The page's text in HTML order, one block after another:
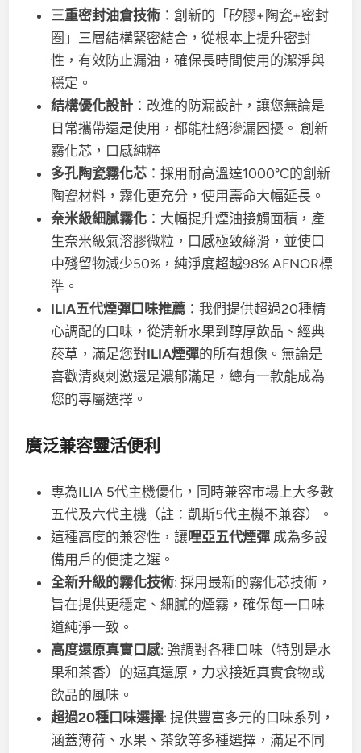
三重密封油倉技術 ：創新的「矽膠+陶瓷+密封
圈」三層結構緊密結合，從根本上提升密封
性，有效防止漏油，確保長時間使用的潔淨與
穩定。
結構優化設計 ：改進的防漏設計，讓您無論是
日常攜帶還是使用，都能杜絕滲漏困擾。 創新
霧化芯，口感純粹
多孔陶瓷霧化芯 ：採用耐高溫達1000°C的創新
陶瓷材料，霧化更充分，使用壽命大幅延長。
奈米級細膩霧化 ：大幅提升煙油接觸面積，產
生奈米級氣溶膠微粒，口感極致絲滑，並使口
中殘留物減少50%，純淨度超越98% AFNOR標
準。
ILIA五代煙彈口味推薦 ：我們提供超過20種精
心調配的口味，從清新水果到醇厚飲品、經典
菸草，滿足您對ILIA煙彈的所有想像。無論是
喜歡清爽刺激還是濃郁滿足，總有一款能成為
您的專屬選擇。
廣泛兼容靈活便利
專為ILIA 5代主機優化，同時兼容市場上大多數
五代及六代主機（註：凱斯5代主機不兼容）。
這種高度的兼容性，讓哩亞五代煙彈 成為多設
備用戶的便捷之選。
全新升級的霧化技術: 採用最新的霧化芯技術，
旨在提供更穩定、細膩的煙霧，確保每一口味
道純淨一致。
高度還原真實口感: 強調對各種口味（特別是水
果和茶香）的逼真還原，力求接近真實食物或
飲品的風味。
超過20種口味選擇: 提供豐富多元的口味系列，
涵蓋薄荷、水果、茶飲等多種選擇，滿足不同